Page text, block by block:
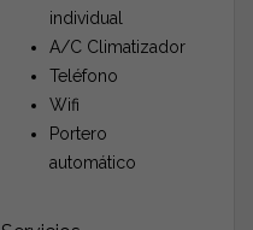
individual
A/C Climatizador
Teléfono
Wifi
Portero
automático